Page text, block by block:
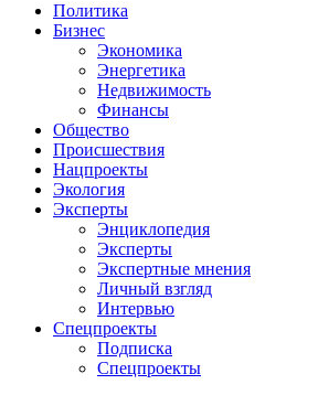
Политика
Бизнес
Экономика
Энергетика
Недвижимость
Финансы
Общество
Происшествия
Нацпроекты
Экология
Эксперты
Энциклопедия
Эксперты
Экспертные мнения
Личный взгляд
Интервью
Спецпроекты
Подписка
Спецпроекты